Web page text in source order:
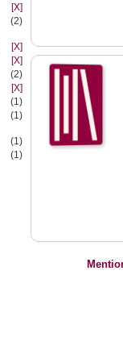
[X]
(2)
[X]
[X]
(2)
[X]
(1)
(1)
(1)
(1)